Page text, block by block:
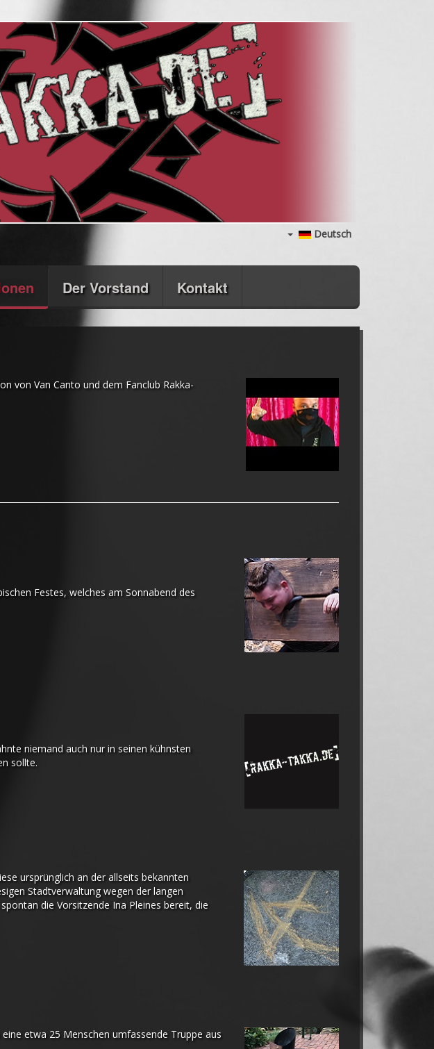
Deutsch
Der Vorstand Kontakt
von Van Canto und dem Fanclub Rakka-
Festes, welches am Sonnabend des
niemand auch nur in seinen kühnsten
sollte.
ursprünglich an der allseits bekannten
Stadtverwaltung wegen der langen
die Vorsitzende Ina Pleines bereit, die
etwa 25 Menschen umfassende Truppe aus